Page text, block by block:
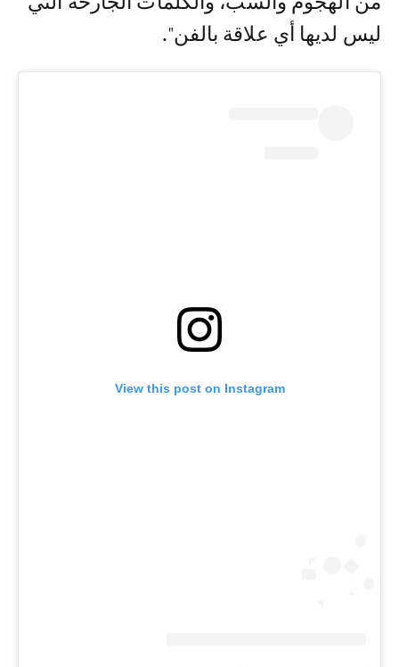
ليس لديها أي علاقة بالفن".
View this post on Instagram